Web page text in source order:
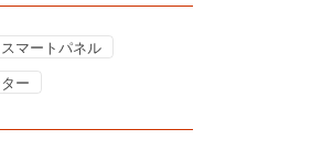
スマートパネル
ー